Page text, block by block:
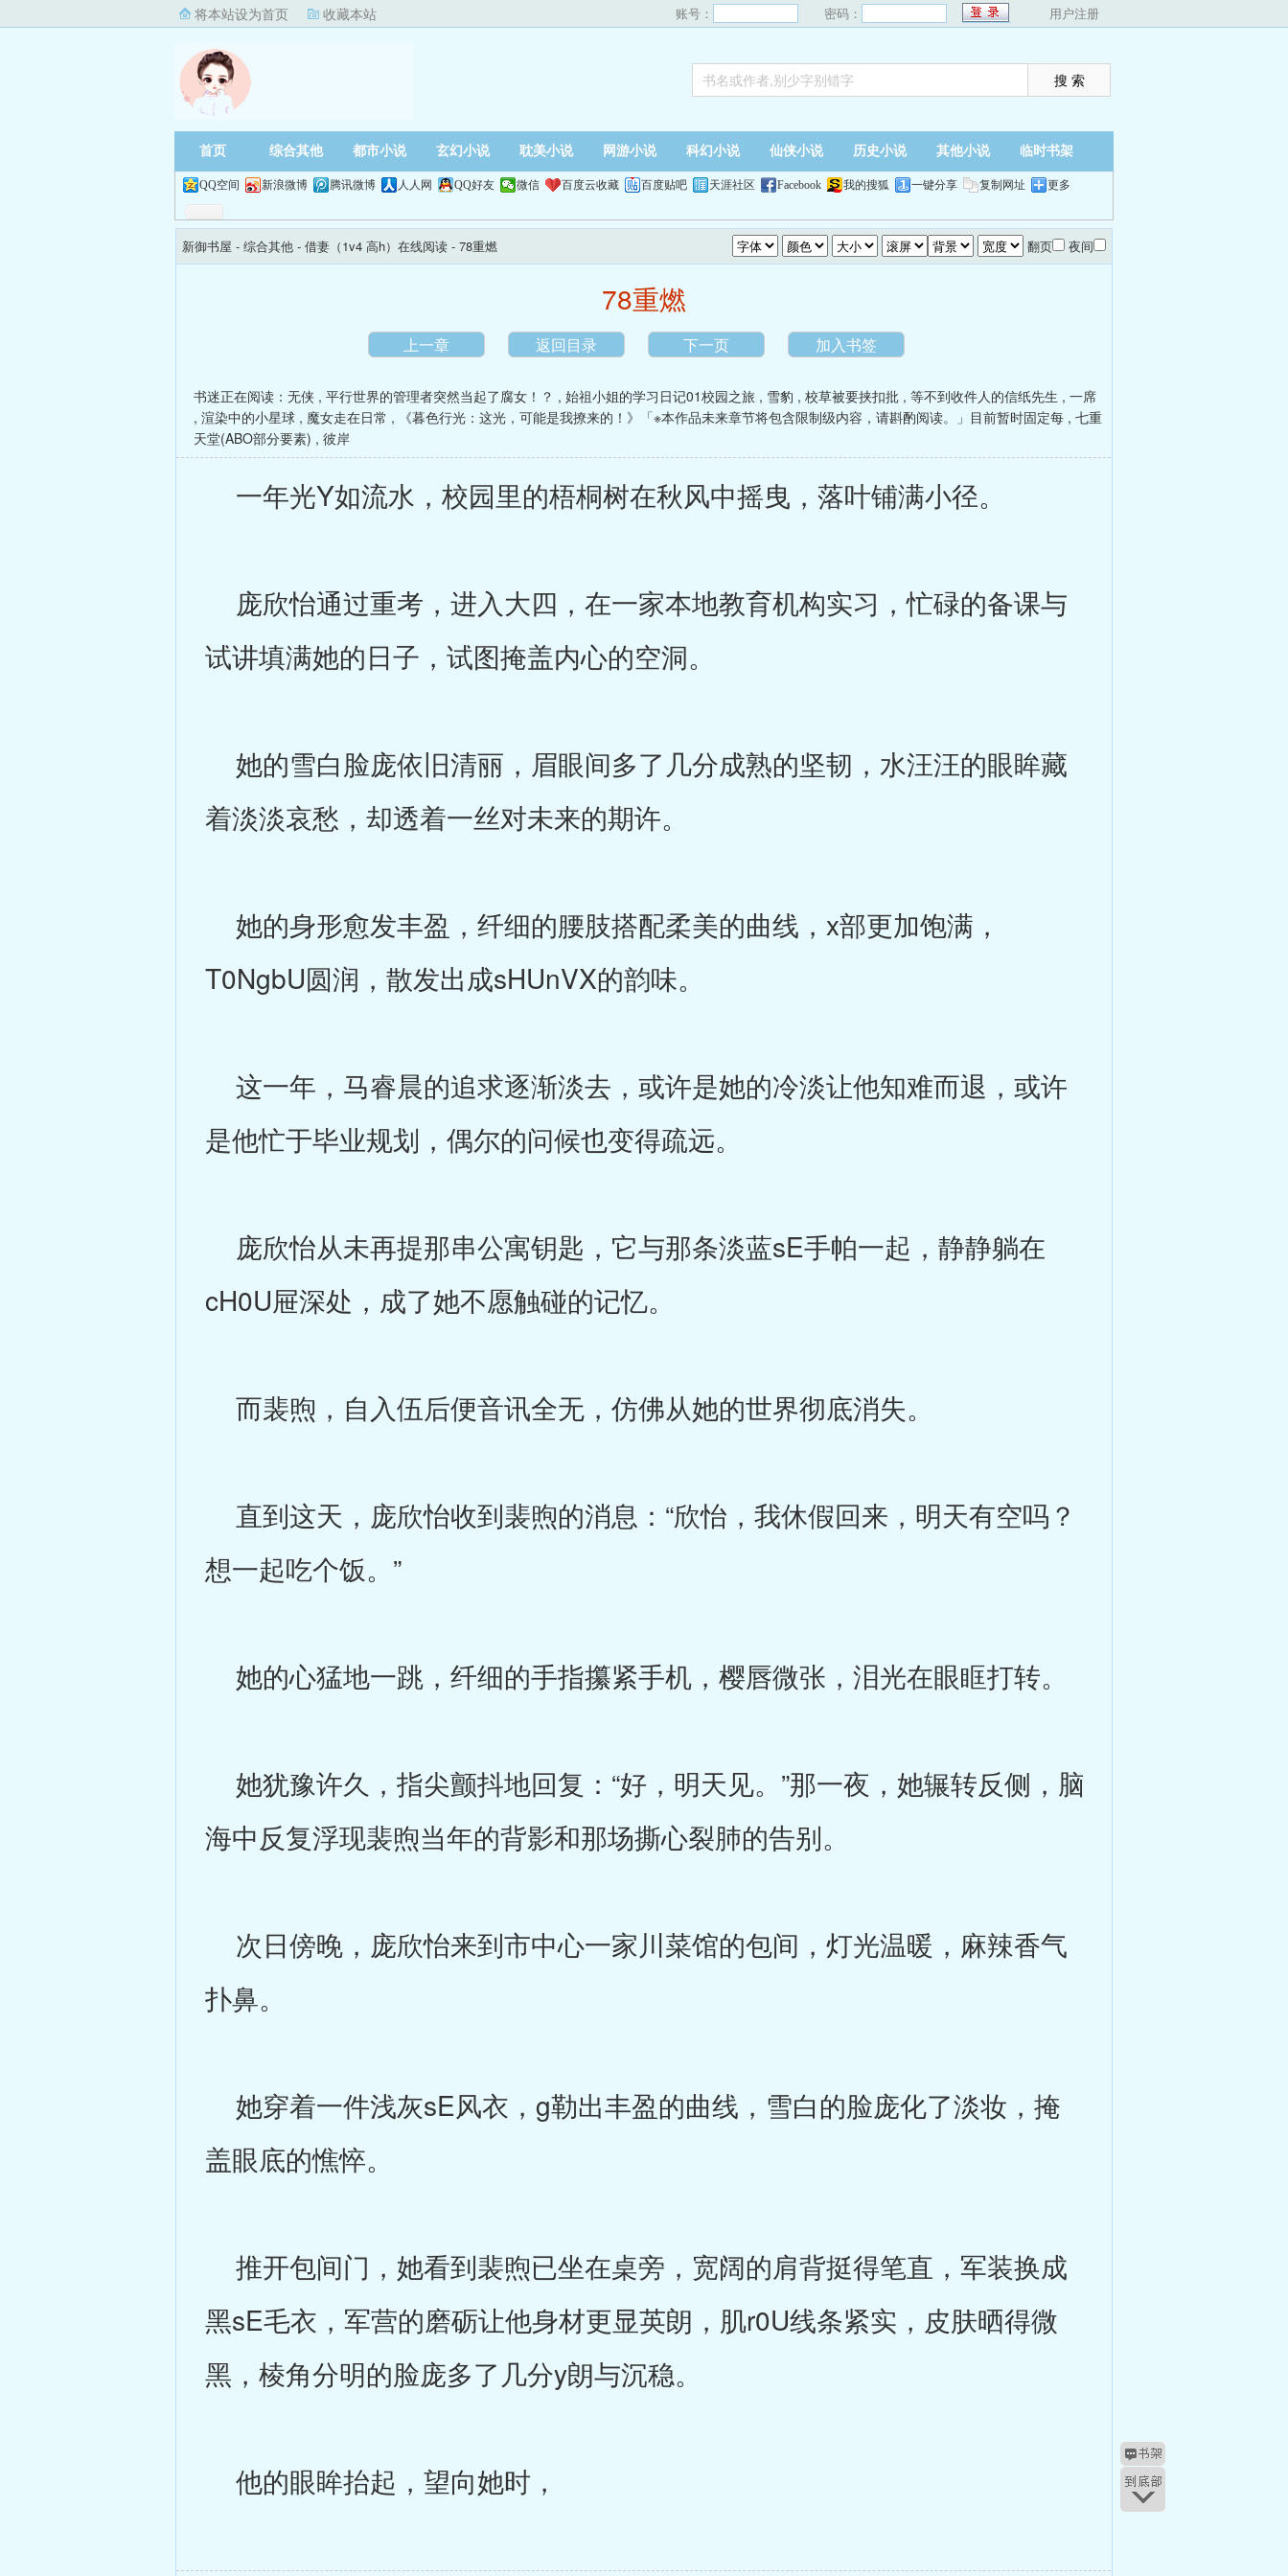
将本站设为首页 收藏本站 账号： 密码： 用户注册
首页 综合其他 都市小说 玄幻小说 耽美小说 网游小说 科幻小说 仙侠小说 历史小说 其他小说 临时书架
QQ空间 新浪微博 腾讯微博 人人网 QQ好友 微信 百度云收藏 百度贴吧 天涯社区 Facebook 我的搜狐 一键分享 复制网址 更多
新御书屋 - 综合其他 - 借妻（1v4 高h）在线阅读 - 78重燃 翻页 夜间
78重燃
上一章 返回目录 下一页 加入书签
书迷正在阅读： 无侠 , 平行世界的管理者突然当起了腐女！？ , 始祖小姐的学习日记01校园之旅 , 雪豹 , 校草被要挟扣批 , 等不到收件人的信纸先生 , 一席
, 渲染中的小星球 , 魔女走在日常 , 《暮色行光：这光，可能是我撩来的！》「※本作品未来章节将包含限制级内容，请斟酌阅读。」目前暂时固定每 , 七重
天堂(ABO部分要素) , 彼岸
一年光Y如流水，校园里的梧桐树在秋风中摇曳，落叶铺满小径。
庞欣怡通过重考，进入大四，在一家本地教育机构实习，忙碌的备课与
试讲填满她的日子，试图掩盖内心的空洞。
她的雪白脸庞依旧清丽，眉眼间多了几分成熟的坚韧，水汪汪的眼眸藏
着淡淡哀愁，却透着一丝对未来的期许。
她的身形愈发丰盈，纤细的腰肢搭配柔美的曲线，x部更加饱满，
T0NgbU圆润，散发出成sHUnVX的韵味。
这一年，马睿晨的追求逐渐淡去，或许是她的冷淡让他知难而退，或许
是他忙于毕业规划，偶尔的问候也变得疏远。
庞欣怡从未再提那串公寓钥匙，它与那条淡蓝sE手帕一起，静静躺在
cH0U屉深处，成了她不愿触碰的记忆。
而裴煦，自入伍后便音讯全无，仿佛从她的世界彻底消失。
直到这天，庞欣怡收到裴煦的消息：“欣怡，我休假回来，明天有空吗？
想一起吃个饭。”
她的心猛地一跳，纤细的手指攥紧手机，樱唇微张，泪光在眼眶打转。
她犹豫许久，指尖颤抖地回复：“好，明天见。”那一夜，她辗转反侧，脑
海中反复浮现裴煦当年的背影和那场撕心裂肺的告别。
次日傍晚，庞欣怡来到市中心一家川菜馆的包间，灯光温暖，麻辣香气
扑鼻。
她穿着一件浅灰sE风衣，g勒出丰盈的曲线，雪白的脸庞化了淡妆，掩
盖眼底的憔悴。
推开包间门，她看到裴煦已坐在桌旁，宽阔的肩背挺得笔直，军装换成
黑sE毛衣，军营的磨砺让他身材更显英朗，肌r0U线条紧实，皮肤晒得微
黑，棱角分明的脸庞多了几分y朗与沉稳。
他的眼眸抬起，望向她时，